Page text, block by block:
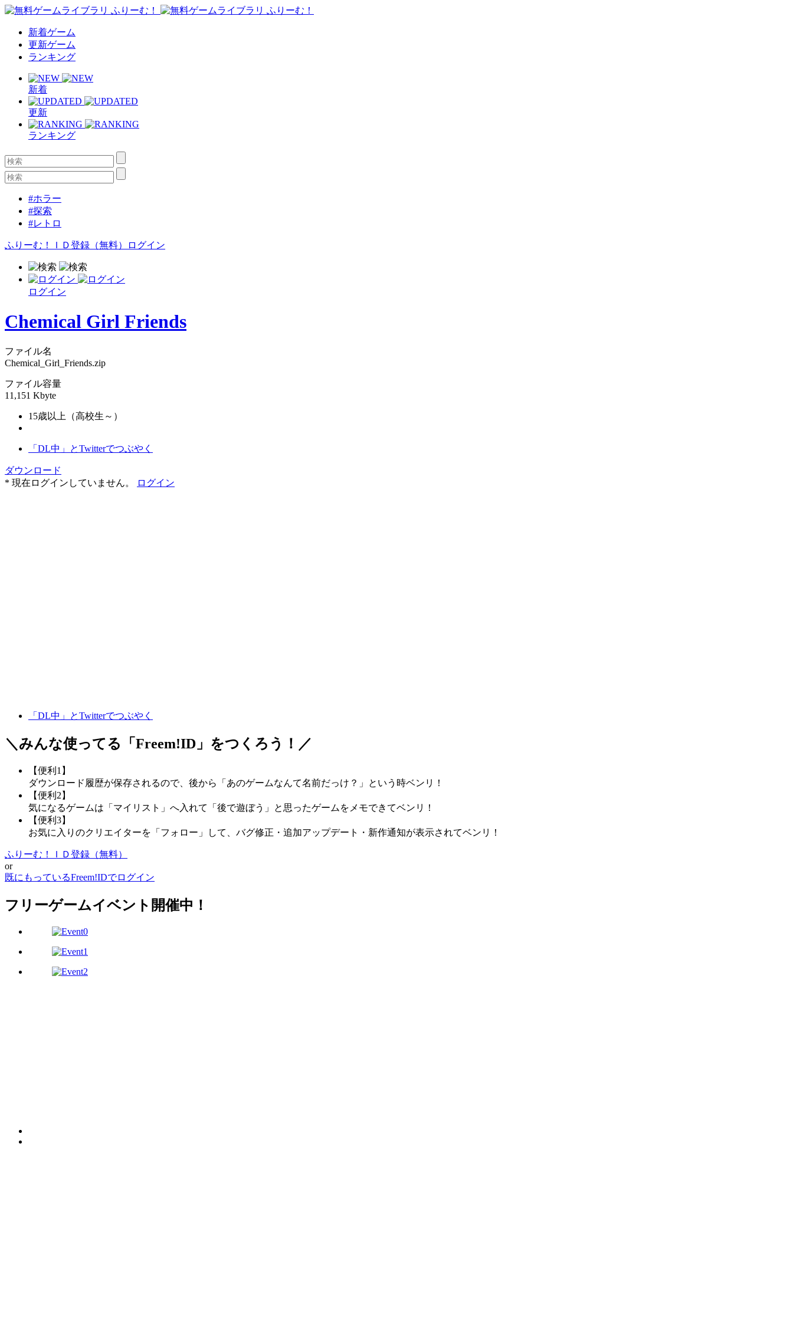
新着ゲーム
更新ゲーム
ランキング
新着
更新
ランキング
#ホラー
#探索
#レトロ
ふりーむ！ＩＤ登録（無料） ログイン
ログイン
Chemical Girl Friends
ファイル名
Chemical_Girl_Friends.zip
ファイル容量
11,151 Kbyte
15歳以上（高校生～）
「DL中」とTwitterでつぶやく
ダウンロード
* 現在ログインしていません。
ログイン
「DL中」とTwitterでつぶやく
＼みんな使ってる「 Freem!ID 」をつくろう！／
【便利1】
ダウンロード履歴が保存されるので、後から「あのゲームなんて名前だっけ？」という時ベンリ！
【便利2】
気になるゲームは「マイリスト」へ入れて「後で遊ぼう」と思ったゲームをメモできてベンリ！
【便利3】
お気に入りのクリエイターを「フォロー」して、バグ修正・追加アップデート・新作通知が表示されてベンリ！
ふりーむ！ＩＤ登録（無料）
or
既にもっているFreem!IDでログイン
フリーゲームイベント開催中！